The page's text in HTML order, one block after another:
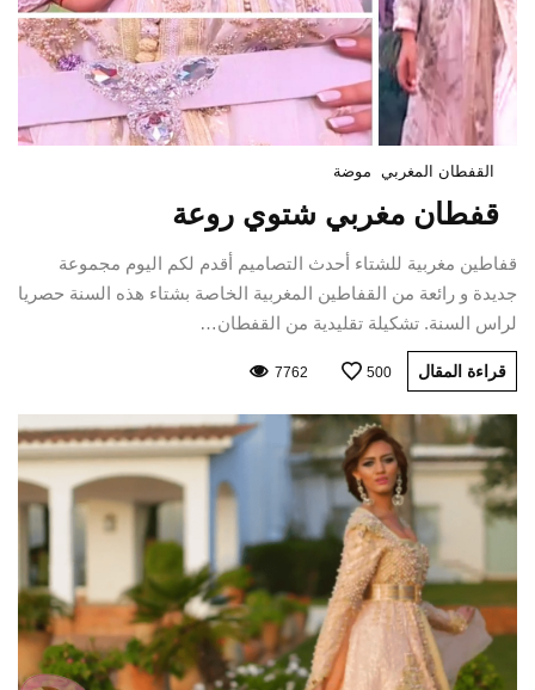
القفطان المغربي موضة
قفطان مغربي شتوي روعة
قفاطين مغربية للشتاء أحدث التصاميم أقدم لكم اليوم مجموعة
جديدة و رائعة من القفاطين المغربية الخاصة بشتاء هذه السنة حصريا
لراس السنة. تشكيلة تقليدية من القفطان…
قراءة المقال 500
7762